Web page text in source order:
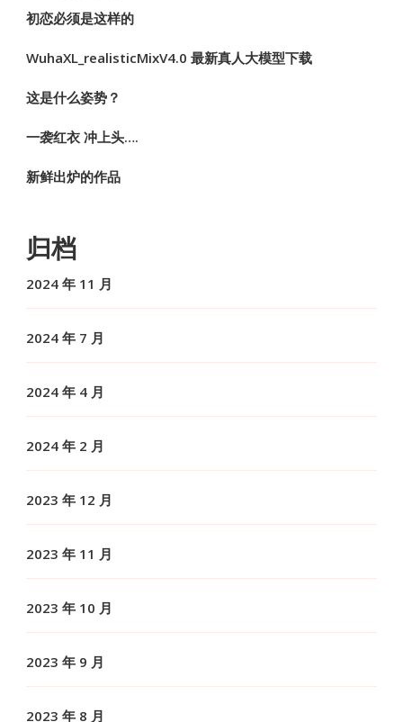
初恋必须是这样的
WuhaXL_realisticMixV4.0 最新真人大模型下载
这是什么姿势？
一袭红衣 冲上头….
新鲜出炉的作品
归档
2024 年 11 月
2024 年 7 月
2024 年 4 月
2024 年 2 月
2023 年 12 月
2023 年 11 月
2023 年 10 月
2023 年 9 月
2023 年 8 月